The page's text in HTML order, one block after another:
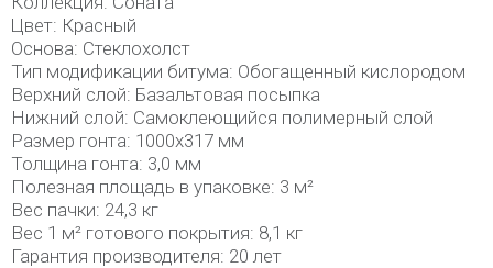
Цвет: Красный
Основа: Стеклохолст
Тип модификации битума: Обогащенный кислородом
Верхний слой: Базальтовая посыпка
Нижний слой: Самоклеющийся полимерный слой
Размер гонта: 1000х317 мм
Толщина гонта: 3,0 мм
Полезная площадь в упаковке: 3 м²
Вес пачки: 24,3 кг
Вес 1 м² готового покрытия: 8,1 кг
Гарантия производителя: 20 лет